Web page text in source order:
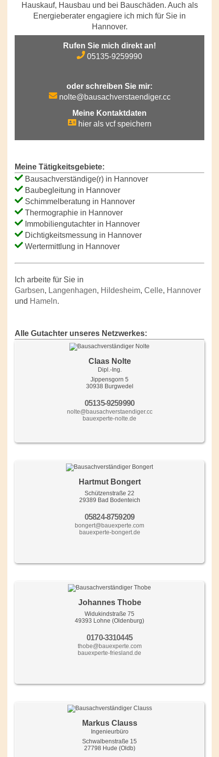
Hauskauf, Hausbau und bei Bauschäden. Auch als
Energieberater engagiere ich mich für Sie in
Hannover.
Rufen Sie mich direkt an!
05135-9259990
oder schreiben Sie mir:
nolte@bausachverstaendiger.cc
Meine Kontaktdaten
hier als vcf speichern
Meine Tätigkeitsgebiete:
Bausachverständige(r) in Hannover
Baubegleitung in Hannover
Schimmelberatung in Hannover
Thermographie in Hannover
Immobiliengutachter in Hannover
Dichtigkeitsmessung in Hannover
Wertermittlung in Hannover
Ich arbeite für Sie in
Garbsen, Langenhagen, Hildesheim, Celle, Hannover
und Hameln.
Alle Gutachter unseres Netzwerkes:
Claas Nolte
Dipl.-Ing.
Jippensgorn 5
30938 Burgwedel
05135-9259990
nolte@bausachverstaendiger.cc
bauexperte-nolte.de
Hartmut Bongert
Schützenstraße 22
29389 Bad Bodenteich
05824-8759209
bongert@bauexperte.com
bauexperte-bongert.de
Johannes Thobe
Widukindstraße 75
49393 Lohne (Oldenburg)
0170-3310445
thobe@bauexperte.com
bauexperte-friesland.de
Markus Clauss
Ingenieurbüro
Schwalbenstraße 15
27798 Hude (Oldb)